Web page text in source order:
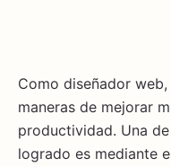
Como diseñador
maneras de mejorar
productividad. Una
logrado es mediante